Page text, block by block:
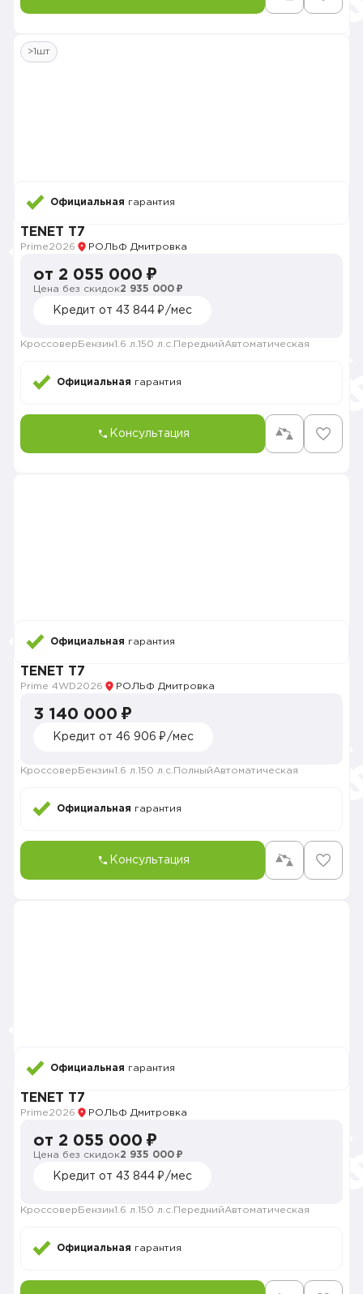
>1шт
Официальная гарантия
TENET T7
Prime2026 РОЛЬФ Дмитровка
от 2 055 000 ₽
Цена без скидок2 935 000 ₽
Кредит от 43 844 ₽/мес
Кроссовер Бензин1.6 л. 150 л.с. ПереднийАвтоматическая
Официальная гарантия
Консультация
Официальная гарантия
TENET T7
Prime 4WD2026 РОЛЬФ Дмитровка
3 140 000 ₽
Кредит от 46 906 ₽/мес
Кроссовер Бензин1.6 л. 150 л.с. ПолныйАвтоматическая
Официальная гарантия
Консультация
Официальная гарантия
TENET T7
Prime2026 РОЛЬФ Дмитровка
от 2 055 000 ₽
Цена без скидок2 935 000 ₽
Кредит от 43 844 ₽/мес
Кроссовер Бензин1.6 л. 150 л.с. ПереднийАвтоматическая
Официальная гарантия